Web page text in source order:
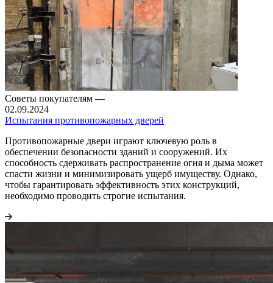
Советы покупателям —
02.09.2024
Испытания противопожарных дверей
Противопожарные двери играют ключевую роль в
обеспечении безопасности зданий и сооружений. Их
способность сдерживать распространение огня и дыма может
спасти жизни и минимизировать ущерб имуществу. Однако,
чтобы гарантировать эффективность этих конструкций,
необходимо проводить строгие испытания.